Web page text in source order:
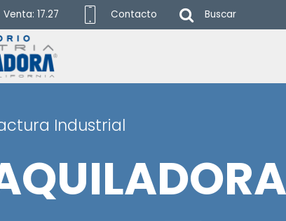
17.27 Contacto Buscar
Industrial